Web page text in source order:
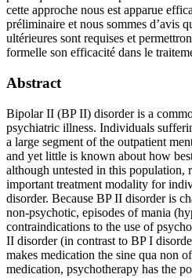
cette approche nous est apparue
préliminaire et nous sommes d’avis
ultérieures sont requises et
formelle son efficacité dans le
Abstract
Bipolar II (BP II) disorder is a
psychiatric illness. Individuals
a large segment of the outpatient
and yet little is known about how
although untested in this population,
important treatment modality for
disorder. Because BP II disorder is
non-psychotic, episodes of mania
contraindications to the use of
II disorder (in contrast to BP I
makes medication the sine qua non
medication, psychotherapy has the